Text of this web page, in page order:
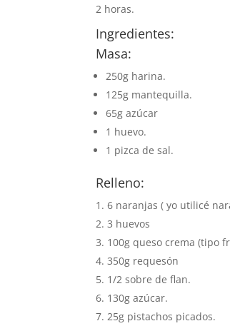
2 horas.
Ingredientes:
Masa:
250g harina.
125g mantequilla.
65g azúcar
1 huevo.
1 pizca de sal.
Relleno:
6 naranjas ( yo utilicé
3 huevos
100g queso crema (tipo
350g requesón
1/2 sobre de flan.
130g azúcar.
25g pistachos picados.